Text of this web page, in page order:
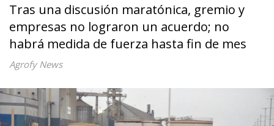
Tras una discusión maratónica, gremio y
empresas no lograron un acuerdo; no
habrá medida de fuerza hasta fin de mes
Agrofy News